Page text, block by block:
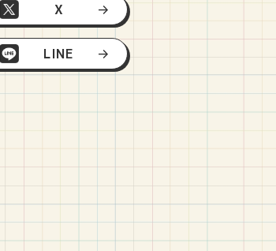
X
LINE